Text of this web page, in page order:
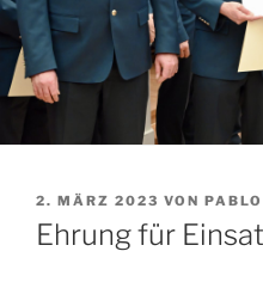
VERÖFFENTLICHT
AM
2. MÄRZ 2023 VON
Ehrung für